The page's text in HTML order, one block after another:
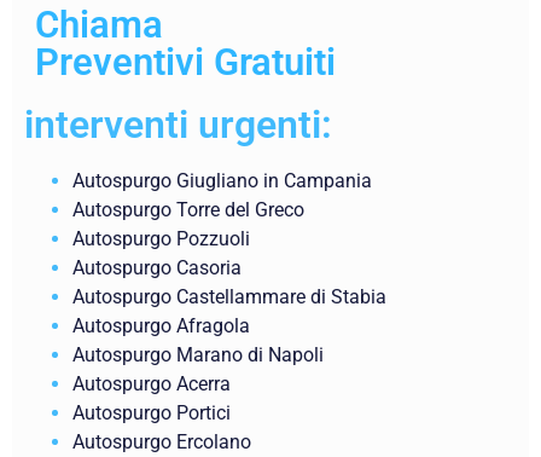
Chiama
Preventivi Gratuiti
interventi urgenti:
Autospurgo Giugliano in Campania
Autospurgo Torre del Greco
Autospurgo Pozzuoli
Autospurgo Casoria
Autospurgo Castellammare di Stabia
Autospurgo Afragola
Autospurgo Marano di Napoli
Autospurgo Acerra
Autospurgo Portici
Autospurgo Ercolano